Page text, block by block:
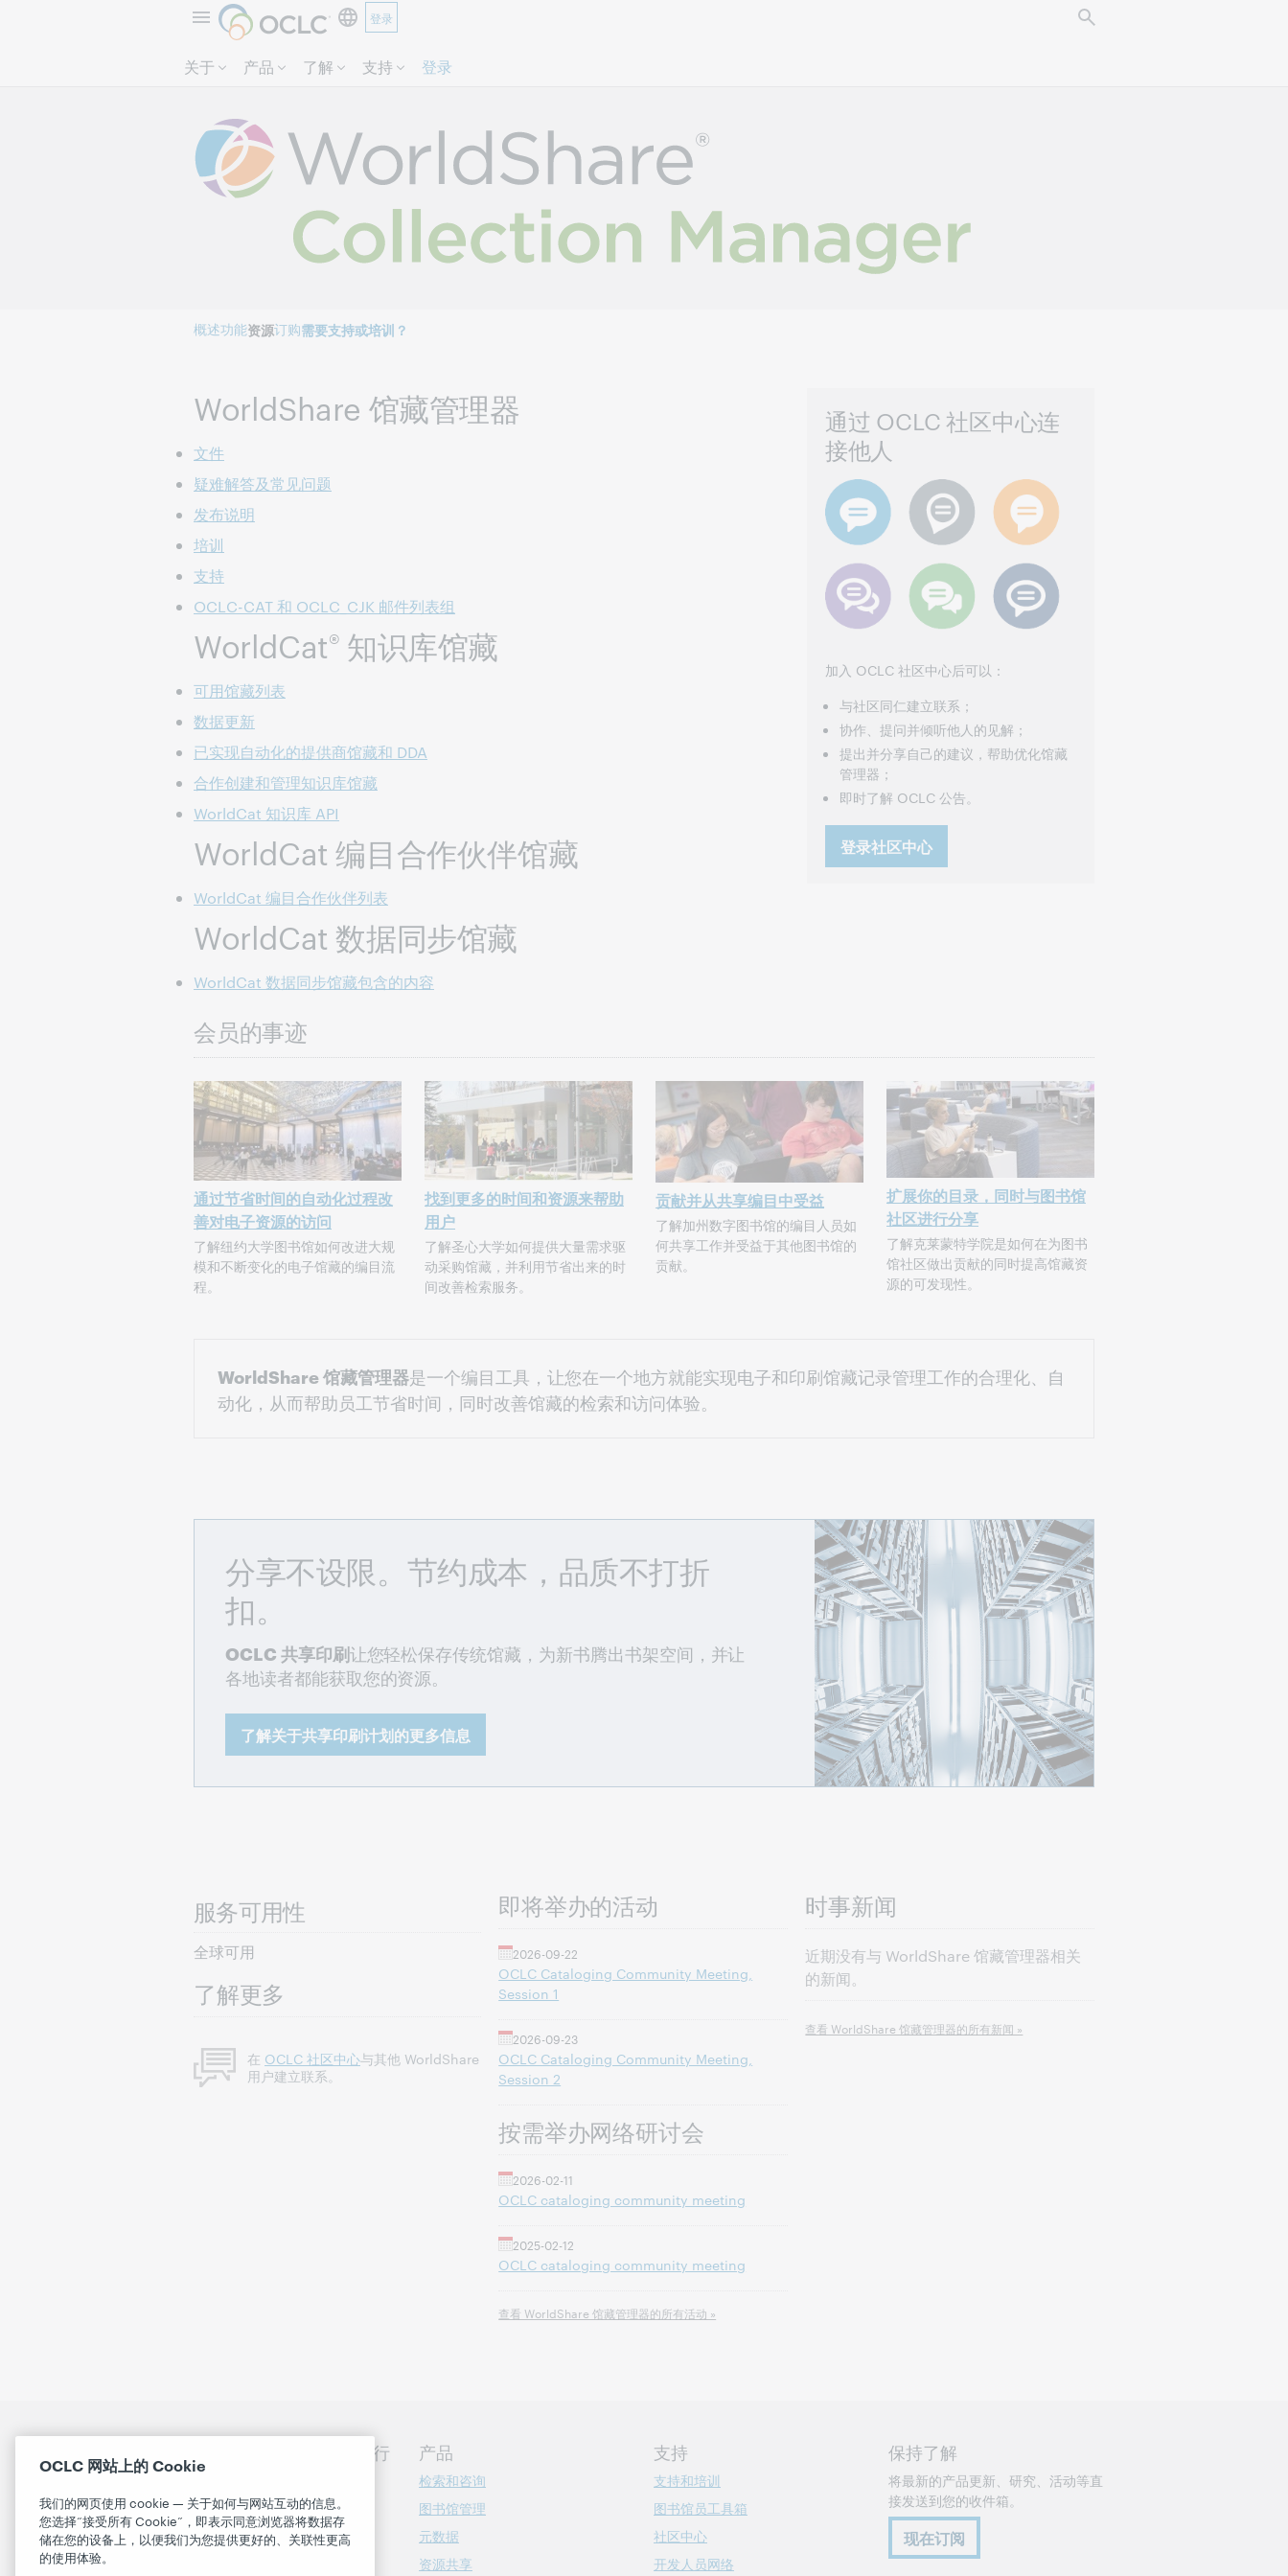
登录
关于 产品 了解 支持 登录
概述功能资源订购需要支持或培训？
WorldShare 馆藏管理器
文件
疑难解答及常见问题
发布说明
培训
支持
OCLC-CAT 和 OCLC_CJK 邮件列表组
WorldCat® 知识库馆藏
可用馆藏列表
数据更新
已实现自动化的提供商馆藏和 DDA
合作创建和管理知识库馆藏
WorldCat 知识库 API
WorldCat 编目合作伙伴馆藏
WorldCat 编目合作伙伴列表
WorldCat 数据同步馆藏
WorldCat 数据同步馆藏包含的内容
通过 OCLC 社区中心连
接他人
加入 OCLC 社区中心后可以：
与社区同仁建立联系；
协作、提问并倾听他人的见解；
提出并分享自己的建议，帮助优化馆藏
管理器；
即时了解 OCLC 公告。
登录社区中心
会员的事迹
通过节省时间的自动化过程改
善对电子资源的访问
了解纽约大学图书馆如何改进大规
模和不断变化的电子馆藏的编目流
程。
找到更多的时间和资源来帮助
用户
了解圣心大学如何提供大量需求驱
动采购馆藏，并利用节省出来的时
间改善检索服务。
贡献并从共享编目中受益
了解加州数字图书馆的编目人员如
何共享工作并受益于其他图书馆的
贡献。
扩展你的目录，同时与图书馆
社区进行分享
了解克莱蒙特学院是如何在为图书
馆社区做出贡献的同时提高馆藏资
源的可发现性。
WorldShare 馆藏管理器是一个编目工具，让您在一个地方就能实现电子和印刷馆藏记录管理工作的合理化、自
动化，从而帮助员工节省时间，同时改善馆藏的检索和访问体验。
分享不设限。节约成本，品质不打折
扣。
OCLC 共享印刷让您轻松保存传统馆藏，为新书腾出书架空间，并让
各地读者都能获取您的资源。
了解关于共享印刷计划的更多信息
服务可用性
全球可用
了解更多
在 OCLC 社区中心与其他 WorldShare
用户建立联系。
即将举办的活动
2026-09-22
OCLC Cataloging Community Meeting,
Session 1
2026-09-23
OCLC Cataloging Community Meeting,
Session 2
按需举办网络研讨会
2026-02-11
OCLC cataloging community meeting
2025-02-12
OCLC cataloging community meeting
查看 WorldShare 馆藏管理器的所有活动 »
时事新闻
近期没有与 WorldShare 馆藏管理器相关
的新闻。
查看 WorldShare 馆藏管理器的所有新闻 »
探讨您的图书馆的下一步行
动
联系我们
产品
检索和咨询
图书馆管理
元数据
资源共享
支持
支持和培训
图书馆员工具箱
社区中心
开发人员网络
保持了解
将最新的产品更新、研究、活动等直
接发送到您的收件箱。
现在订阅
OCLC 网站上的 Cookie
我们的网页使用 cookie — 关于如何与网站互动的信息。
您选择“接受所有 Cookie”，即表示同意浏览器将数据存
储在您的设备上，以便我们为您提供更好的、关联性更高
的使用体验。